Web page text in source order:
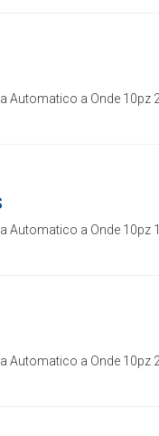
Automatico a Onde 10pz
Automatico a Onde 10pz
Automatico a Onde 10pz